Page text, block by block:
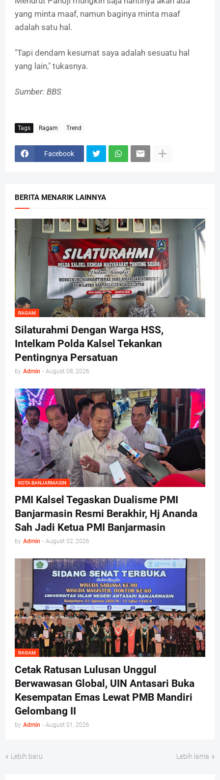
yang minta maaf, namun baginya minta maaf
adalah satu hal.
"Tapi dendam kesumat saya adalah sesuatu hal
yang lain," tukasnya.
Sumber: BBS
Tags Ragam Trend
Facebook
BERITA MENARIK LAINNYA
RAGAM
Silaturahmi Dengan Warga HSS,
Intelkam Polda Kalsel Tekankan
Pentingnya Persatuan
by Admin - August 08, 2026
KOTA BANJARMASIN
PMI Kalsel Tegaskan Dualisme PMI
Banjarmasin Resmi Berakhir, Hj Ananda
Sah Jadi Ketua PMI Banjarmasin
by Admin - August 02, 2026
RAGAM
Cetak Ratusan Lulusan Unggul
Berwawasan Global, UIN Antasari Buka
Kesempatan Emas Lewat PMB Mandiri
Gelombang II
by Admin - August 01, 2026
Lebih baru Lebih lama